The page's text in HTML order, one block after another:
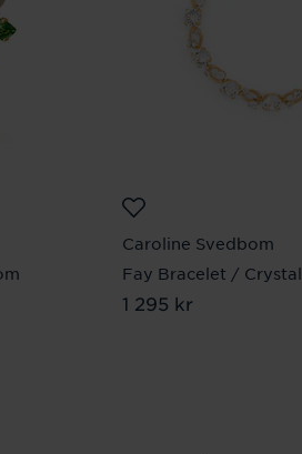
Caroline Svedbom
Fay Bracelet / Crystal
Pris: 1 295 kr
1 295 kr